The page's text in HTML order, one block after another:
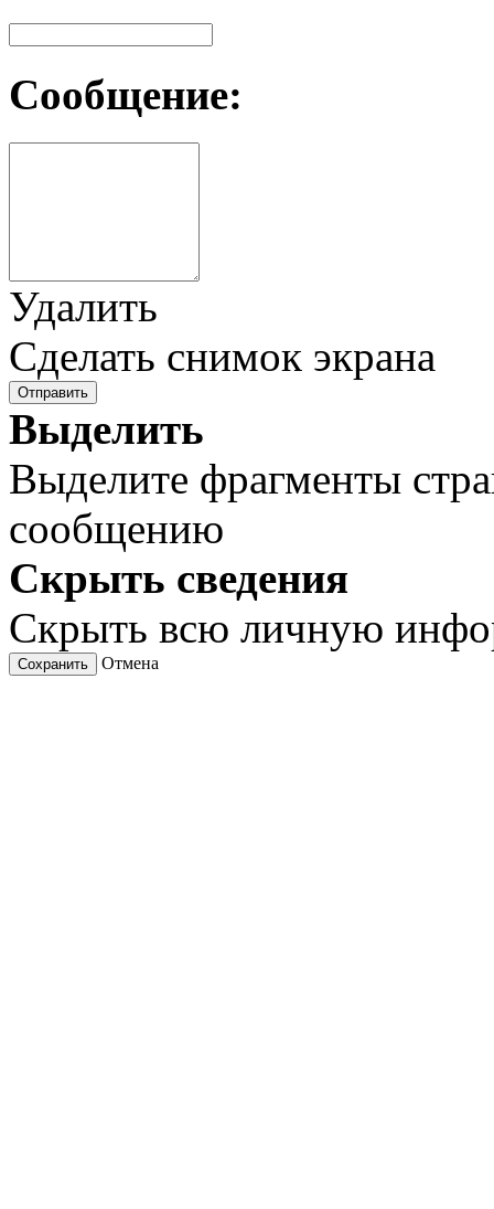
Сообщение:
Удалить
Сделать снимок экрана
Отправить
Выделить
Выделите фрагменты
сообщению
Скрыть сведения
Скрыть всю личную
Сохранить Отмена